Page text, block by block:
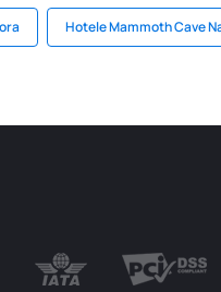
Hotele Mammoth Cave